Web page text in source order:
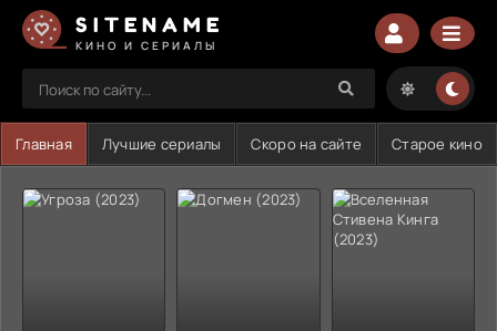
SITENAME
КИНО И СЕРИАЛЫ
Главная Лучшие сериалы Скоро на сайте Старое кино